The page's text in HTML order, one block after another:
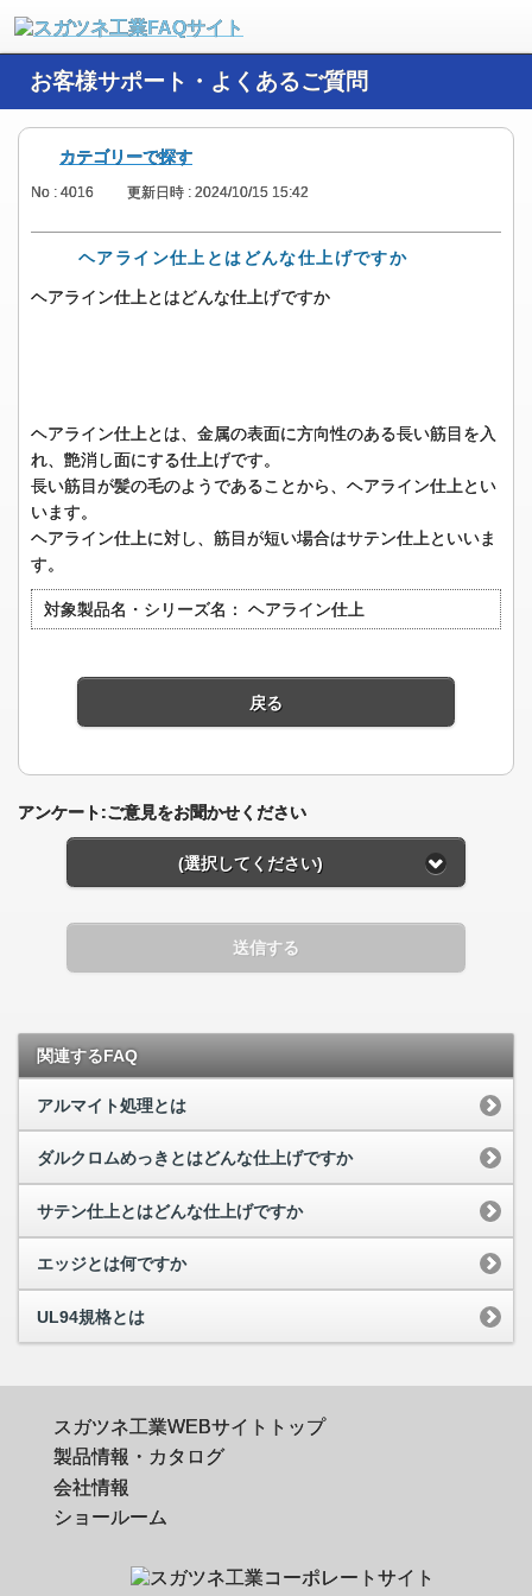
お客様サポート・よくあるご質問
カテゴリーで探す
No : 4016 更新日時 : 2024/10/15 15:42
ヘアライン仕上とはどんな仕上げですか
ヘアライン仕上とはどんな仕上げですか
ヘアライン仕上とは、金属の表面に方向性のある長い筋目を入
れ、艶消し面にする仕上げです。
長い筋目が髪の毛のようであることから、ヘアライン仕上とい
います。
ヘアライン仕上に対し、筋目が短い場合はサテン仕上といいま
す。
対象製品名・シリーズ名： ヘアライン仕上
戻る
アンケート:ご意見をお聞かせください
(選択してください)
送信する
関連するFAQ
アルマイト処理とは
ダルクロムめっきとはどんな仕上げですか
サテン仕上とはどんな仕上げですか
エッジとは何ですか
UL94規格とは
スガツネ工業WEBサイトトップ
製品情報・カタログ
会社情報
ショールーム